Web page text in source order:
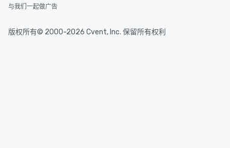
与我们一起做广告
版权所有© 2000-2026 Cvent, Inc. 保留所有权利